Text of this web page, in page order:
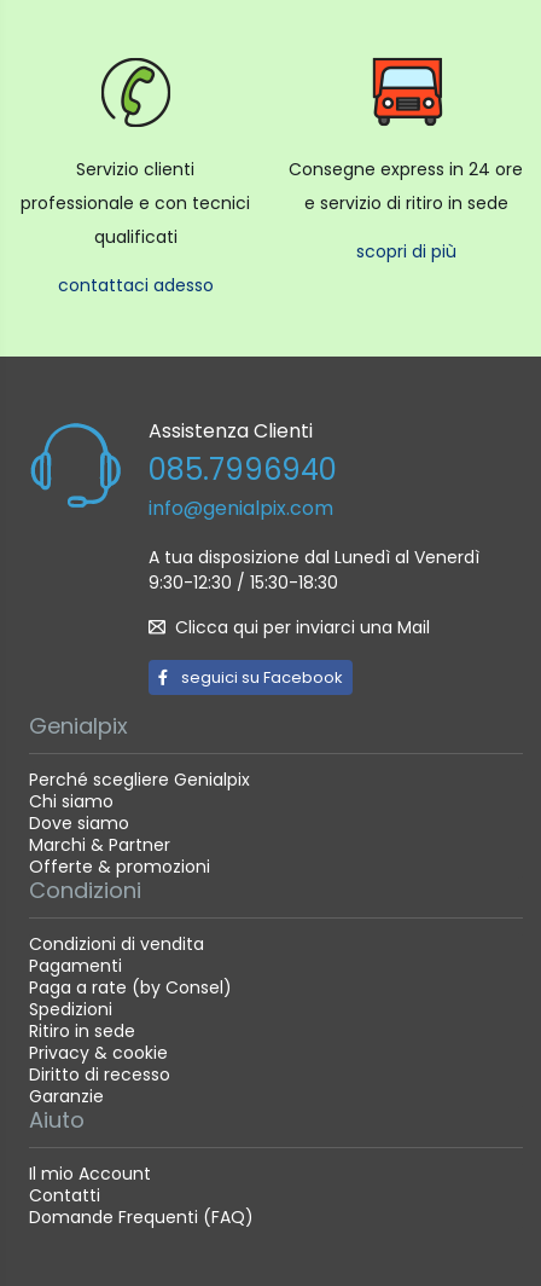
Servizio clienti
professionale e con tecnici
qualificati
contattaci adesso
Consegne express in 24 ore
e servizio di ritiro in sede
scopri di più
Assistenza Clienti
085.7996940
info@genialpix.com
A tua disposizione dal Lunedì al Venerdì
9:30-12:30 / 15:30-18:30
Clicca qui per inviarci una Mail
seguici su Facebook
Genialpix
Perché scegliere Genialpix
Chi siamo
Dove siamo
Marchi & Partner
Offerte & promozioni
Condizioni
Condizioni di vendita
Pagamenti
Paga a rate (by Consel)
Spedizioni
Ritiro in sede
Privacy & cookie
Diritto di recesso
Garanzie
Aiuto
Il mio Account
Contatti
Domande Frequenti (FAQ)